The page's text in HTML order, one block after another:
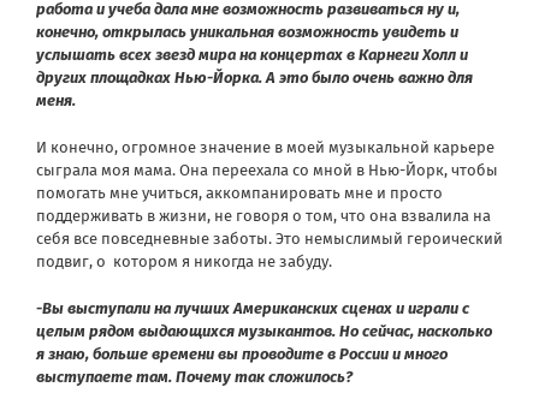
работа и учеба дала мне возможность развиваться ну и,
конечно, открылась уникальная возможность увидеть и
услышать всех звезд мира на концертах в Карнеги Холл и
других площадках Нью-Йорка. А это было очень важно для
меня.
И конечно, огромное значение в моей музыкальной карьере
сыграла моя мама. Она переехала со мной в Нью-Йорк, чтобы
помогать мне учиться, аккомпанировать мне и просто
поддерживать в жизни, не говоря о том, что она взвалила на
себя все повседневные заботы. Это немыслимый героический
подвиг, о котором я никогда не забуду.
-Вы выступали на лучших Американских сценах и играли с
целым рядом выдающихся музыкантов. Но сейчас, насколько
я знаю, больше времени вы проводите в России и много
выступаете там. Почему так сложилось?